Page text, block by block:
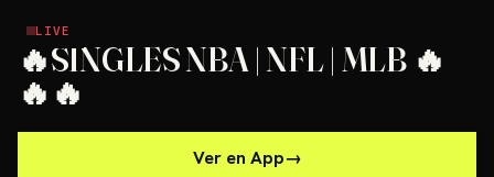
LIVE
LIVE
🔥SINGLES NBA | NFL | MLB 🔥
🔥🔥
Ver en App→